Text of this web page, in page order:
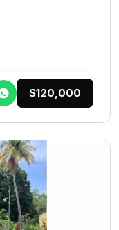
$120,000